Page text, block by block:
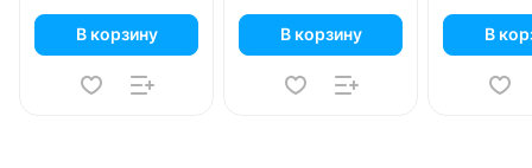
В корзину В корзину В